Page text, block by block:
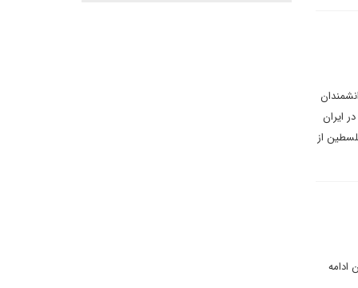
ایران
از
ادامه